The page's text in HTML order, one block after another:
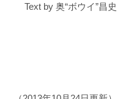
Text by 奥“ボウイ”昌史